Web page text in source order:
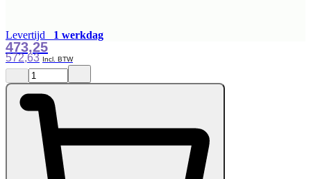
Levertijd 1 werkdag
572,63
473,25